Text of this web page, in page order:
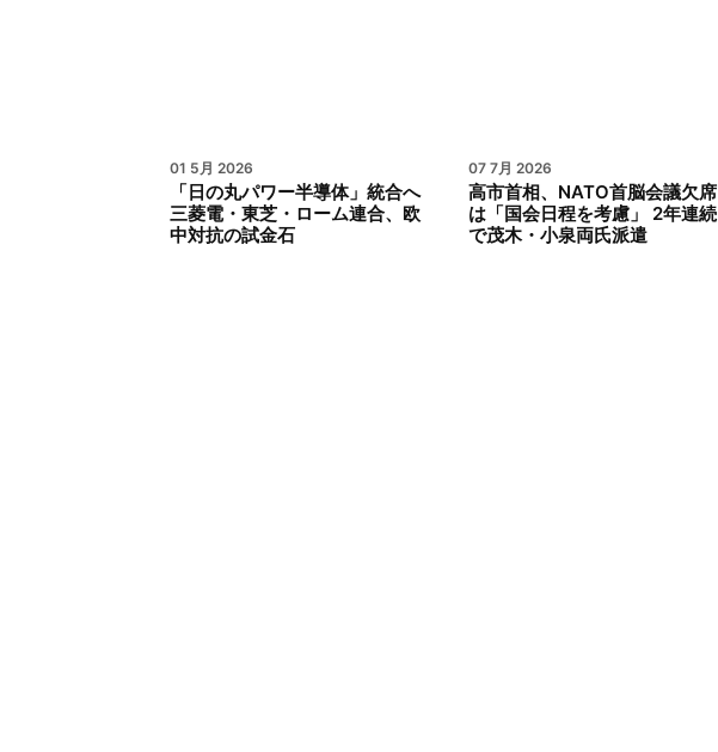
01 5月 2026
「日の丸パワー半導体」統合へ
三菱電・東芝・ローム連合、欧
中対抗の試金石
07 7月 2026
高市首相、NATO首脳会議欠席
は「国会日程を考慮」 2年連続
で茂木・小泉両氏派遣